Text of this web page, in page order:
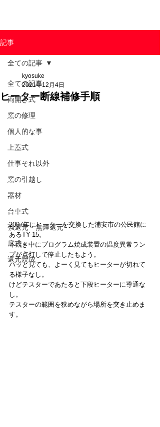
記事
全ての記事
両開き式
窯の修理
個人的な事
上蓋式
仕事それ以外
窯の引越し
器材
台車式
強還元・無煙還元
扉式
還元焼成
全ての記事
ヒーター断線補修手順
kyosuke
2021年12月4日
2007年にヒーターを交換した浦安市の公民館に
あるTY-15。
本焼き中にプログラム焼成装置の温度異常ラン
プが点灯して停止したもよう。
パッと見ても、よーく見てもヒーターが切れて
る様子なし。
けどテスターであたると下段ヒーターに導通な
し。
テスターの範囲を狭めながら場所を突き止めま
す。